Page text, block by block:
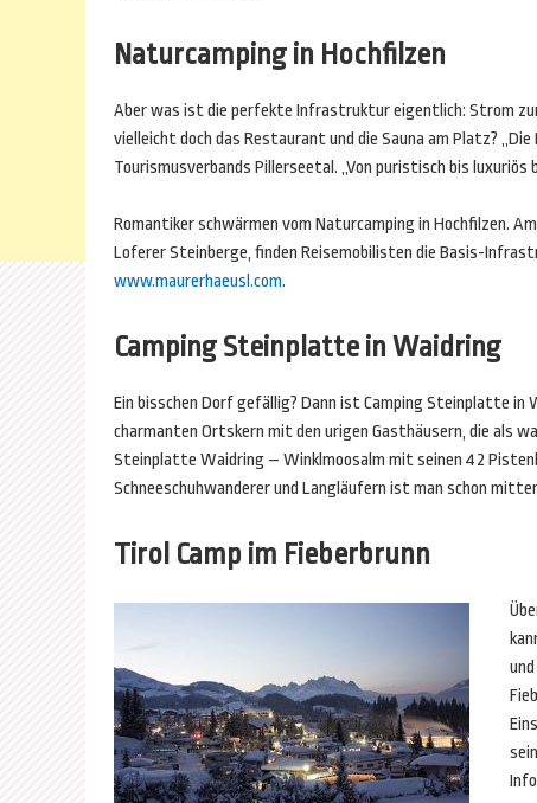
Naturcamping in Hochfilzen
Aber was ist die perfekte Infrastruktur eigentlich: Strom
vielleicht doch das Restaurant und die Sauna am Platz?
Tourismusverbands Pillerseetal. „Von puristisch bis
Romantiker schwärmen vom Naturcamping in Hochfilzen.
Loferer Steinberge, finden Reisemobilisten die Basis-
www.maurerhaeusl.com.
Camping Steinplatte in Waidring
Ein bisschen Dorf gefällig? Dann ist Camping Steinplatte
charmanten Ortskern mit den urigen Gasthäusern, die als
Steinplatte Waidring – Winklmoosalm mit seinen 42
Schneeschuhwanderer und Langläufern ist man schon
Tirol Camp im Fieberbrunn